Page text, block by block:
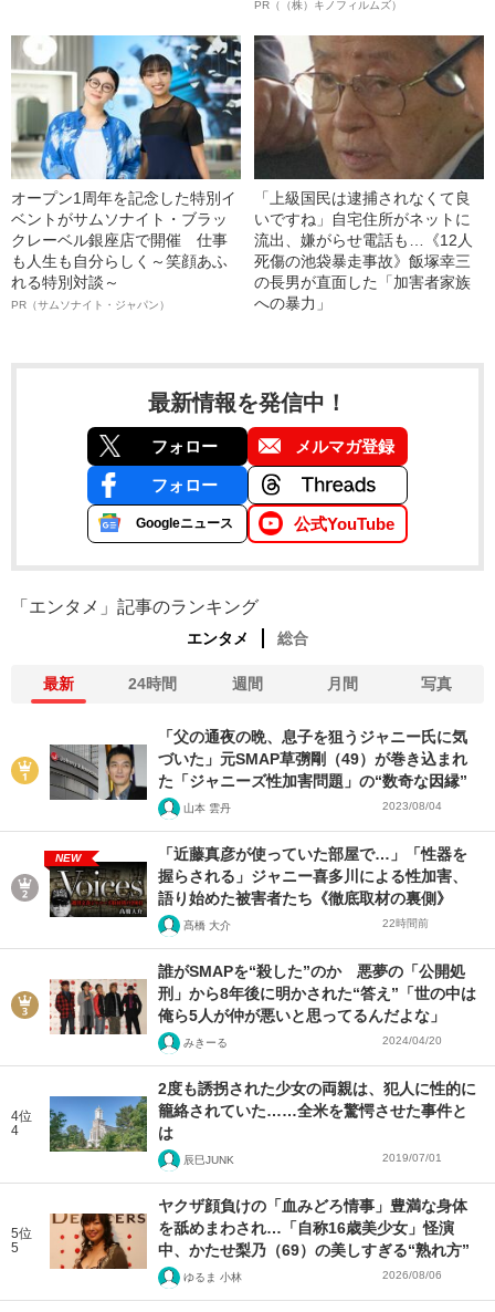
PR（（株）キノフィルムズ）
オープン1周年を記念した特別イ
ベントがサムソナイト・ブラッ
クレーベル銀座店で開催 仕事
も人生も自分らしく～笑顔あふ
れる特別対談～
PR（サムソナイト・ジャパン）
「上級国民は逮捕されなくて良
いですね」自宅住所がネットに
流出、嫌がらせ電話も…《12人
死傷の池袋暴走事故》飯塚幸三
の長男が直面した「加害者家族
への暴力」
最新情報を発信中！
フォロー メルマガ登録
フォロー
Googleニュース 公式YouTube
「エンタメ」記事のランキング
エンタメ 総合
最新 24時間 週間 月間 写真
「父の通夜の晩、息子を狙うジャニー氏に気
づいた」元SMAP草彅剛（49）が巻き込まれ
た「ジャニーズ性加害問題」の“数奇な因縁”
山本 雲丹 2023/08/04
NEW
「近藤真彦が使っていた部屋で…」「性器を
握らされる」ジャニー喜多川による性加害、
語り始めた被害者たち《徹底取材の裏側》
髙橋 大介 22時間前
誰がSMAPを“殺した”のか 悪夢の「公開処
刑」から8年後に明かされた“答え”「世の中は
俺ら5人が仲が悪いと思ってるんだよな」
みきーる 2024/04/20
4位
4
2度も誘拐された少女の両親は、犯人に性的に
籠絡されていた……全米を驚愕させた事件と
は
辰巳JUNK 2019/07/01
5位
5
ヤクザ顔負けの「血みどろ情事」豊満な身体
を舐めまわされ…「自称16歳美少女」怪演
中、かたせ梨乃（69）の美しすぎる“熟れ方”
ゆるま 小林 2026/08/06